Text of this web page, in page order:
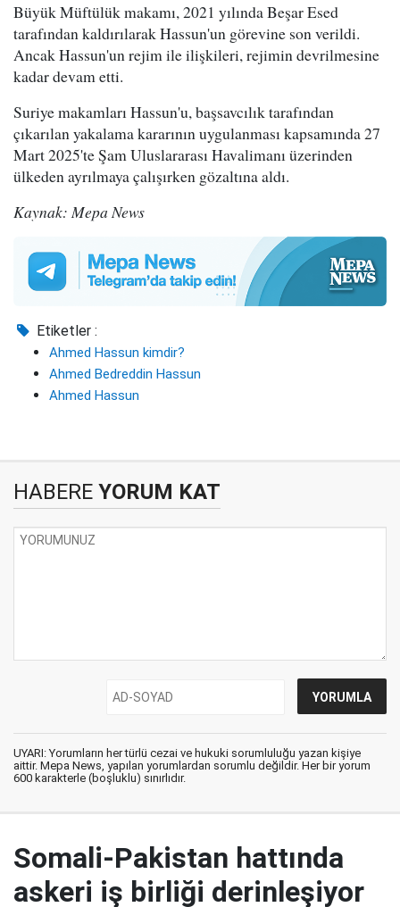
Büyük Müftülük makamı, 2021 yılında Beşar Esed
tarafından kaldırılarak Hassun'un görevine son verildi.
Ancak Hassun'un rejim ile ilişkileri, rejimin devrilmesine
kadar devam etti.
Suriye makamları Hassun'u, başsavcılık tarafından
çıkarılan yakalama kararının uygulanması kapsamında 27
Mart 2025'te Şam Uluslararası Havalimanı üzerinden
ülkeden ayrılmaya çalışırken gözaltına aldı.
Kaynak: Mepa News
Etiketler :
Ahmed Hassun kimdir?
Ahmed Bedreddin Hassun
Ahmed Hassun
HABERE YORUM KAT
UYARI: Yorumların her türlü cezai ve hukuki sorumluluğu yazan kişiye
aittir. Mepa News, yapılan yorumlardan sorumlu değildir. Her bir yorum
600 karakterle (boşluklu) sınırlıdır.
Somali-Pakistan hattında
askeri iş birliği derinleşiyor